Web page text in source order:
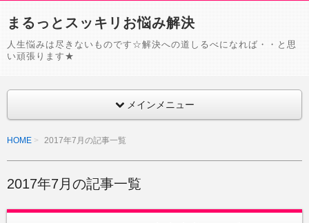
まるっとスッキリお悩み解決
人生悩みは尽きないものです☆解決への道しるべになれば・・と思
い頑張ります★
メインメニュー
HOME 2017年7月の記事一覧
2017年7月の記事一覧